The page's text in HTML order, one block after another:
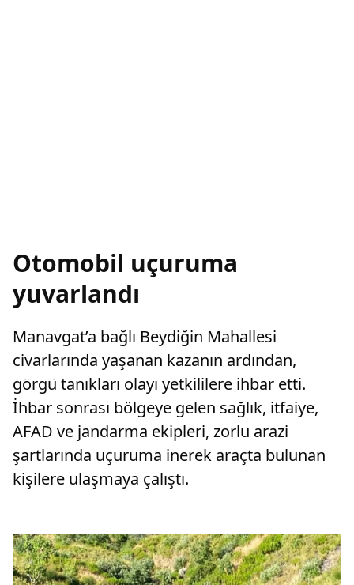
Otomobil uçuruma
yuvarlandı
Manavgat’a bağlı Beydiğin Mahallesi
civarlarında yaşanan kazanın ardından,
görgü tanıkları olayı yetkililere ihbar etti.
İhbar sonrası bölgeye gelen sağlık, itfaiye,
AFAD ve jandarma ekipleri, zorlu arazi
şartlarında uçuruma inerek araçta bulunan
kişilere ulaşmaya çalıştı.